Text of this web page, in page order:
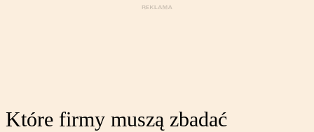
Które firmy muszą zbadać